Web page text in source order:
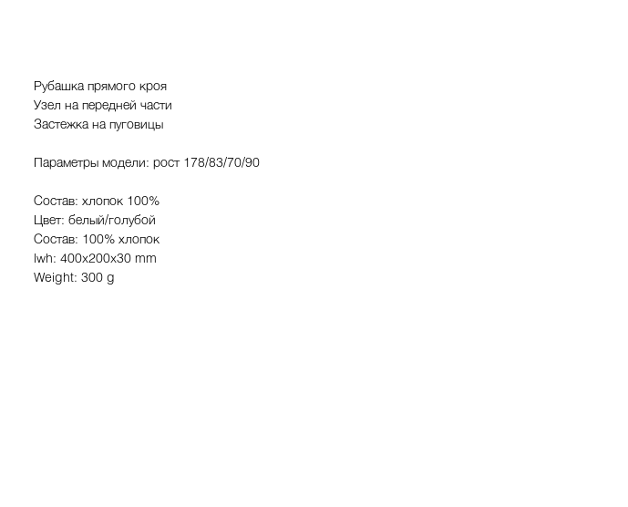
Рубашка прямого кроя
Узел на передней части
Застежка на пуговицы
Параметры модели: рост 178/83/70/90
Состав: хлопок 100%
Цвет: белый/голубой
Состав: 100% хлопок
lwh: 400x200x30 mm
Weight: 300 g